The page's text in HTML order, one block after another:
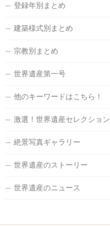
登録年別まとめ
建築様式別まとめ
宗教別まとめ
世界遺産第一号
他のキーワードはこちら！
激選！世界遺産セレクション
絶景写真ギャラリー
世界遺産のストーリー
世界遺産のニュース